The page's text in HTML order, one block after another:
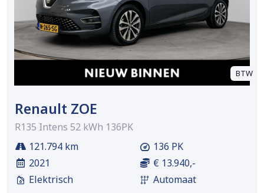
BTW
Renault ZOE
R135 Intens 52 kWh 136PK
121.794 km
2021
Elektrisch
136 PK
€ 13.940,-
Automaat